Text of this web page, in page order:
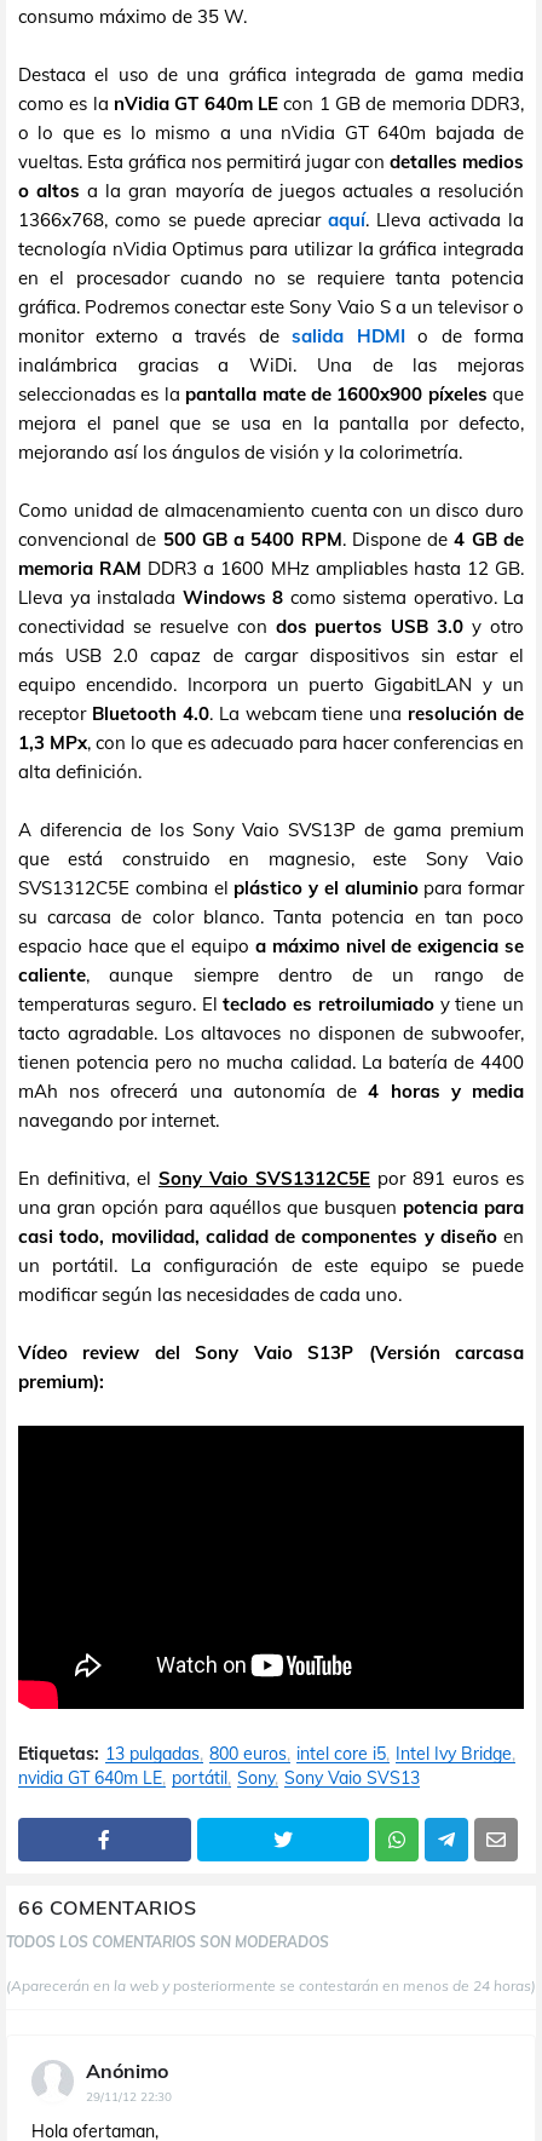
consumo máximo de 35 W.
Destaca el uso de una gráfica integrada de gama media
como es la nVidia GT 640m LE con 1 GB de memoria DDR3,
o lo que es lo mismo a una nVidia GT 640m bajada de
vueltas. Esta gráfica nos permitirá jugar con detalles medios
o altos a la gran mayoría de juegos actuales a resolución
1366x768, como se puede apreciar aquí. Lleva activada la
tecnología nVidia Optimus para utilizar la gráfica integrada
en el procesador cuando no se requiere tanta potencia
gráfica. Podremos conectar este Sony Vaio S a un televisor o
monitor externo a través desalida HDMIo de forma
inalámbrica gracias a WiDi. Una de las mejoras
seleccionadas es la pantalla mate de 1600x900 píxeles que
mejora el panel que se usa en la pantalla por defecto,
mejorando así los ángulos de visión y la colorimetría.
Como unidad de almacenamiento cuenta con un disco duro
convencional de 500 GB a 5400 RPM. Dispone de4 GB de
memoria RAM DDR3 a 1600 MHz ampliables hasta 12 GB.
Lleva ya instalada Windows 8 como sistema operativo. La
conectividad se resuelve con dos puertos USB 3.0 y otro
más USB 2.0 capaz de cargar dispositivos sin estar el
equipo encendido. Incorpora un puerto GigabitLAN y un
receptor Bluetooth 4.0. La webcam tiene una resolución de
1,3 MPx, con lo que es adecuado para hacer conferencias en
alta definición.
A diferencia de los Sony Vaio SVS13P de gama premium
que está construido en magnesio, este Sony Vaio
SVS1312C5E combina el plástico y el aluminiopara formar
su carcasa de color blanco. Tanta potencia en tan poco
espacio hace que el equipo a máximo nivel de exigencia se
caliente, aunque siempre dentro de un rango de
temperaturas seguro. Elteclado es retroilumiadoy tiene un
tacto agradable. Los altavoces no disponen de subwoofer,
tienen potencia pero no mucha calidad. La batería de 4400
mAh nos ofrecerá una autonomía de4 horas y media
navegando por internet.
En definitiva, el Sony Vaio SVS1312C5E por 891 euros es
una gran opción para aquéllos que busquen potencia para
casi todo, movilidad, calidad de componentes y diseñoen
un portátil. La configuración de este equipo se puede
modificar según las necesidades de cada uno.
Vídeo review del Sony Vaio S13P (Versión carcasa
premium):
Etiquetas: 13 pulgadas 800 euros intel core i5 Intel Ivy Bridge
nvidia GT 640m LE portátil Sony Sony Vaio SVS13
66 COMENTARIOS
TODOS LOS COMENTARIOS SON MODERADOS
(Aparecerán en la web y posteriormente se contestarán en menos de 24 horas)
Anónimo
29/11/12 22:30
Hola ofertaman,